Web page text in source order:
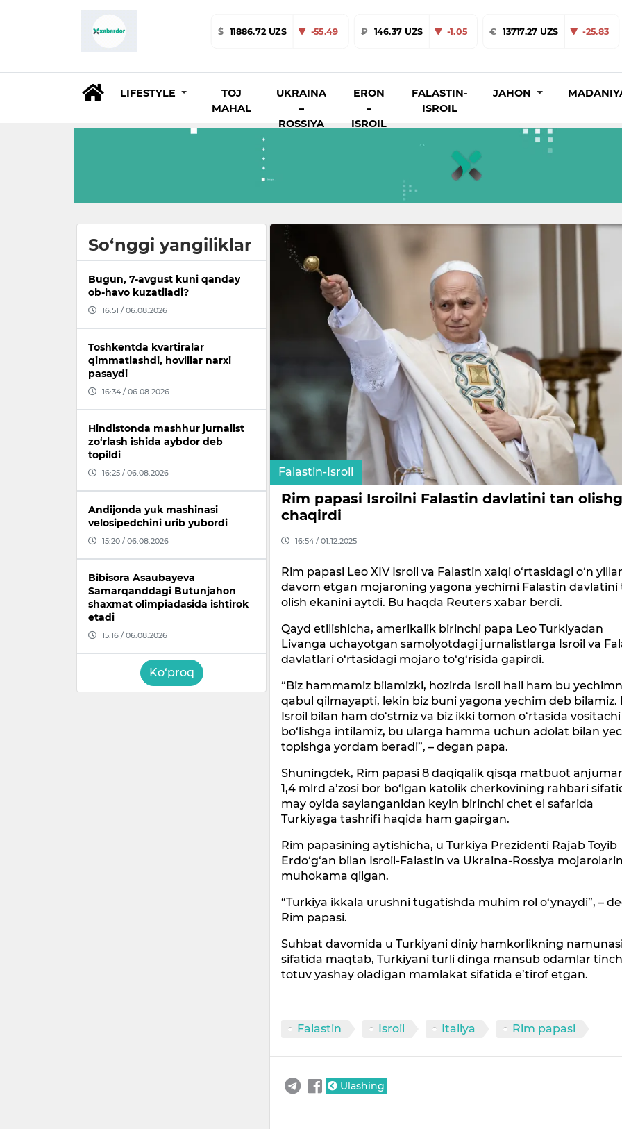
$ 11886.72 UZS -55.49 ₽ 146.37 UZS -1.05 € 13717.27 UZS -25.83
LIFESTYLE
TOJ
MAHAL
UKRAINA
–
ROSSIYA
ERON
–
ISROIL
FALASTIN-
ISROIL
JAHON
So‘nggi yangiliklar
Bugun, 7-avgust kuni qanday
ob-havo kuzatiladi?
16:51 / 06.08.2026
Toshkentda kvartiralar
qimmatlashdi, hovlilar narxi
pasaydi
16:34 / 06.08.2026
Hindistonda mashhur jurnalist
zo‘rlash ishida aybdor deb
topildi
16:25 / 06.08.2026
Andijonda yuk mashinasi
velosipedchini urib yubordi
15:20 / 06.08.2026
Bibisora Asaubayeva
Samarqanddagi Butunjahon
shaxmat olimpiadasida ishtirok
etadi
15:16 / 06.08.2026
Ko‘proq
Falastin-Isroil
Rim papasi Isroilni Falastin davlatini tan
chaqirdi
16:54 / 01.12.2025
Rim papasi Leo XIV Isroil va Falastin xalqi o‘rtasidagi o‘n
davom etgan mojaroning yagona yechimi Falastin davlatini
olish ekanini aytdi. Bu haqda Reuters xabar berdi.
Qayd etilishicha, amerikalik birinchi papa Leo Turkiyadan
Livanga uchayotgan samolyotdagi jurnalistlarga Isroil va
davlatlari o‘rtasidagi mojaro to‘g‘risida gapirdi.
“Biz hammamiz bilamizki, hozirda Isroil hali ham bu
qabul qilmayapti, lekin biz buni yagona yechim deb bilamiz.
Isroil bilan ham do‘stmiz va biz ikki tomon o‘rtasida
bo‘lishga intilamiz, bu ularga hamma uchun adolat bilan
topishga yordam beradi”, – degan papa.
Shuningdek, Rim papasi 8 daqiqalik qisqa matbuot
1,4 mlrd a’zosi bor bo‘lgan katolik cherkovining rahbari
may oyida saylanganidan keyin birinchi chet el safarida
Turkiyaga tashrifi haqida ham gapirgan.
Rim papasining aytishicha, u Turkiya Prezidenti Rajab Toyib
Erdo‘g‘an bilan Isroil-Falastin va Ukraina-Rossiya
muhokama qilgan.
“Turkiya ikkala urushni tugatishda muhim rol o‘ynaydi”, –
Rim papasi.
Suhbat davomida u Turkiyani diniy hamkorlikning
sifatida maqtab, Turkiyani turli dinga mansub odamlar
totuv yashay oladigan mamlakat sifatida e’tirof etgan.
Falastin Isroil Italiya Rim papasi
Ulashing